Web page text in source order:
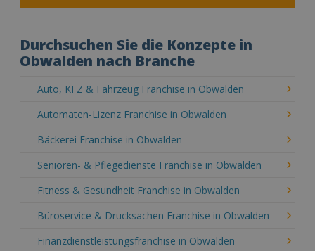
Durchsuchen Sie die Konzepte in
Obwalden nach Branche
Auto, KFZ & Fahrzeug Franchise in Obwalden
Automaten-Lizenz Franchise in Obwalden
Bäckerei Franchise in Obwalden
Senioren- & Pflegedienste Franchise in Obwalden
Fitness & Gesundheit Franchise in Obwalden
Büroservice & Drucksachen Franchise in Obwalden
Finanzdienstleistungsfranchise in Obwalden